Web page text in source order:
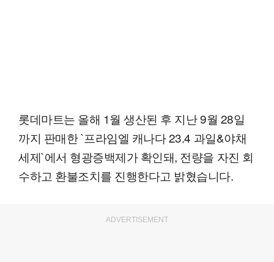
롯데마트는 올해 1월 생산된 후 지난 9월 28일
까지 판매한 `프라임엘 캐나다 23.4 과일&야채
세제`에서 형광증백제가 확인돼, 전량을 자진 회
수하고 환불조치를 진행한다고 밝혔습니다.
ADVERTISEMENT